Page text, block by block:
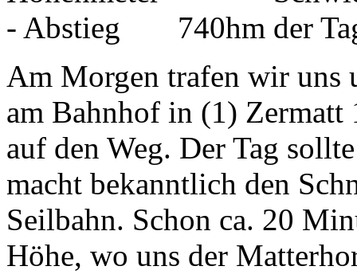
740hm
Am Morgen trafen wir uns
am Bahnhof in (1) Zermatt
auf den Weg. Der Tag
macht bekanntlich den
Seilbahn. Schon ca. 20
Höhe, wo uns der